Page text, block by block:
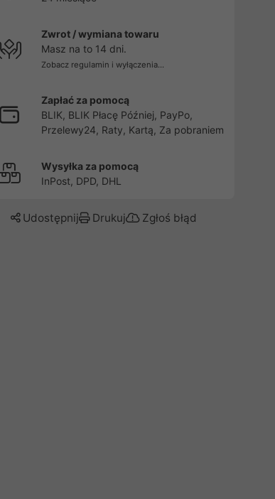
Zwrot / wymiana towaru
Masz na to 14 dni.
Zobacz regulamin i wyłączenia...
Zapłać za pomocą
BLIK, BLIK Płacę Później, PayPo,
Przelewy24, Raty, Kartą, Za pobraniem
Wysyłka za pomocą
InPost, DPD, DHL
Udostępnij Drukuj Zgłoś błąd